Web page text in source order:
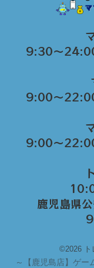
9:30～24:00
9:00～22:00
9:00〜22:00
鹿児島県
©2026 ト
～
【鹿児島店】ゲ